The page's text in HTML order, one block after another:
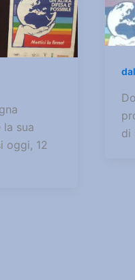
la sua
oggi, 12
di